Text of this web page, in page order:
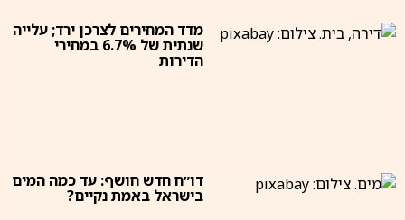
מדד המחירים לצרכן ירד; עלייה
שנתית של 6.7% במחירי
הדירות
דו״ח חדש חושף: עד כמה המים
בישראל באמת נקיים?